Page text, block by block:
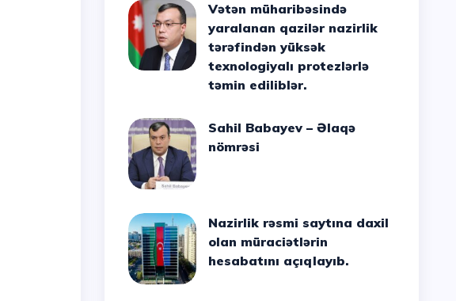
Vətən müharibəsində
yaralanan qazilər nazirlik
tərəfindən yüksək
texnologiyalı protezlərlə
təmin ediliblər.
Sahil Babayev – Əlaqə
nömrəsi
Nazirlik rəsmi saytına daxil
olan müraciətlərin
hesabatını açıqlayıb.